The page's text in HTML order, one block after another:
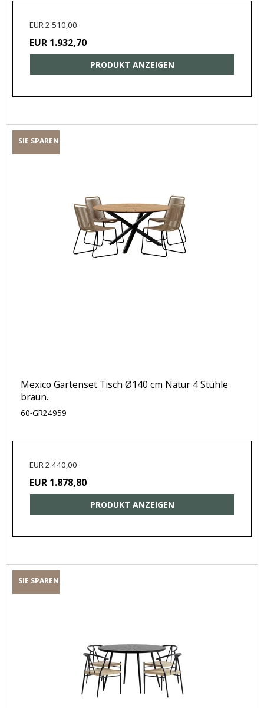
EUR 2.510,00
EUR 1.932,70
PRODUKT ANZEIGEN
SIE SPAREN
Mexico Gartenset Tisch Ø140 cm Natur 4 Stühle
braun.
60-GR24959
EUR 2.440,00
EUR 1.878,80
PRODUKT ANZEIGEN
SIE SPAREN